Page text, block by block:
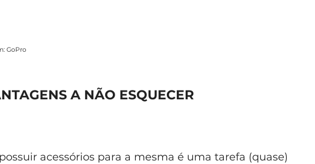
GoPro
A NÃO ESQUECER
acessórios para a mesma é uma tarefa (quase)